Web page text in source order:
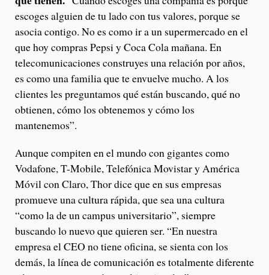
escoges alguien de tu lado con tus valores, porque se
asocia contigo. No es como ir a un supermercado en el
que hoy compras Pepsi y Coca Cola mañana. En
telecomunicaciones construyes una relación por años,
es como una familia que te envuelve mucho. A los
clientes les preguntamos qué están buscando, qué no
obtienen, cómo los obtenemos y cómo los
mantenemos”.
Aunque compiten en el mundo con gigantes como
Vodafone, T-Mobile, Telefónica Movistar y América
Móvil con Claro, Thor dice que en sus empresas
promueve una cultura rápida, que sea una cultura
“como la de un campus universitario”, siempre
buscando lo nuevo que quieren ser. “En nuestra
empresa el CEO no tiene oficina, se sienta con los
demás, la línea de comunicación es totalmente diferente